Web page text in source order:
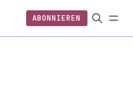
ABONNIEREN
FOLGEN